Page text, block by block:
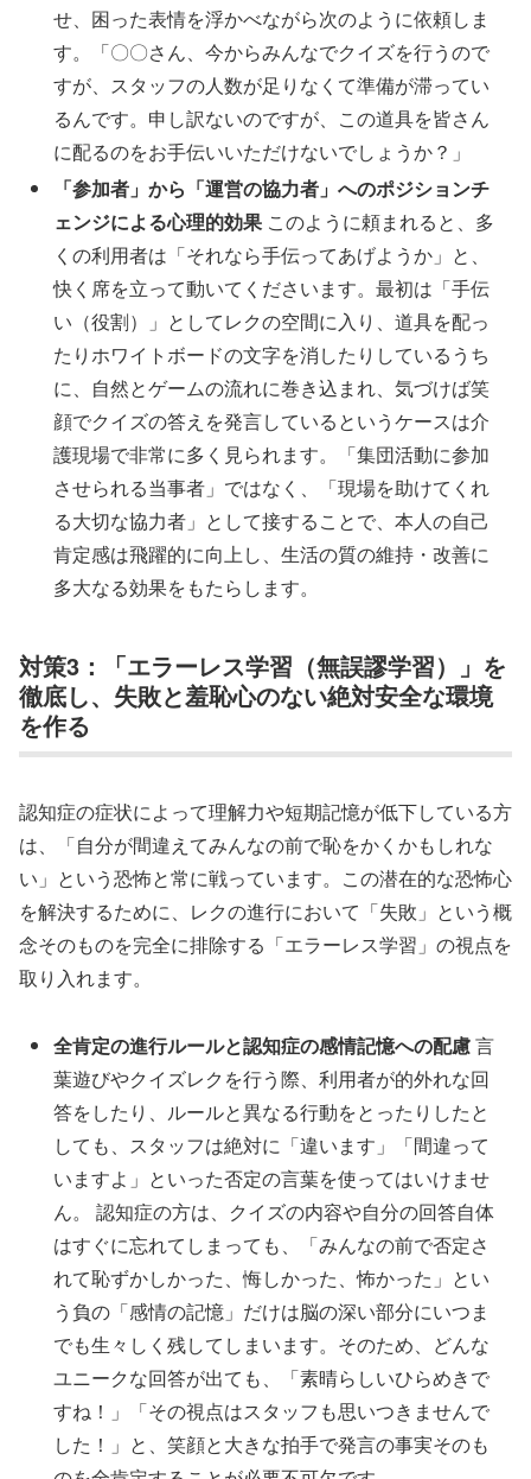
せ、困った表情を浮かべながら次のように依頼しま
す。「〇〇さん、今からみんなでクイズを行うので
すが、スタッフの人数が足りなくて準備が滞ってい
るんです。申し訳ないのですが、この道具を皆さん
に配るのをお手伝いいただけないでしょうか？」
「参加者」から「運営の協力者」へのポジションチ
ェンジによる心理的効果 このように頼まれると、多
くの利用者は「それなら手伝ってあげようか」と、
快く席を立って動いてくださいます。最初は「手伝
い（役割）」としてレクの空間に入り、道具を配っ
たりホワイトボードの文字を消したりしているうち
に、自然とゲームの流れに巻き込まれ、気づけば笑
顔でクイズの答えを発言しているというケースは介
護現場で非常に多く見られます。「集団活動に参加
させられる当事者」ではなく、「現場を助けてくれ
る大切な協力者」として接することで、本人の自己
肯定感は飛躍的に向上し、生活の質の維持・改善に
多大なる効果をもたらします。
対策3：「エラーレス学習（無誤謬学習）」を
徹底し、失敗と羞恥心のない絶対安全な環境
を作る
認知症の症状によって理解力や短期記憶が低下している方
は、「自分が間違えてみんなの前で恥をかくかもしれな
い」という恐怖と常に戦っています。この潜在的な恐怖心
を解決するために、レクの進行において「失敗」という概
念そのものを完全に排除する「エラーレス学習」の視点を
取り入れます。
全肯定の進行ルールと認知症の感情記憶への配慮言
葉遊びやクイズレクを行う際、利用者が的外れな回
答をしたり、ルールと異なる行動をとったりしたと
しても、スタッフは絶対に「違います」「間違って
いますよ」といった否定の言葉を使ってはいけませ
ん。 認知症の方は、クイズの内容や自分の回答自体
はすぐに忘れてしまっても、「みんなの前で否定さ
れて恥ずかしかった、悔しかった、怖かった」とい
う負の「感情の記憶」だけは脳の深い部分にいつま
でも生々しく残してしまいます。そのため、どんな
ユニークな回答が出ても、「素晴らしいひらめきで
すね！」「その視点はスタッフも思いつきませんで
した！」と、笑顔と大きな拍手で発言の事実そのも